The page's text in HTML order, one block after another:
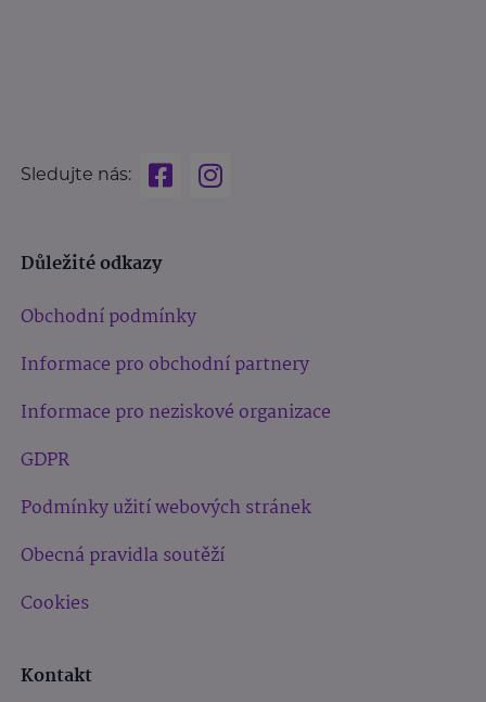
Sledujte nás:
Důležité odkazy
Obchodní podmínky
Informace pro obchodní partnery
Informace pro neziskové organizace
GDPR
Podmínky užití webových stránek
Obecná pravidla soutěží
Cookies
Kontakt